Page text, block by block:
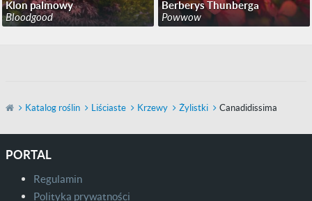
Klon palmowy
Bloodgood
Berberys Thunberga
Powwow
Katalog roślin Liściaste Krzewy Żylistki Canadidissima
PORTAL
Regulamin
Polityka prywatności